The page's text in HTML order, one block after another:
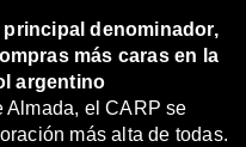
denominador,
más caras en la
argentino
Almada, el CARP se
más alta de todas.